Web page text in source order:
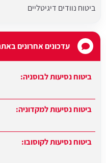
ביטוח נוודים דיגיטליים
עדכונים אחרונים
ביטוח נסיעות לבוסניה:
ביטוח נסיעות למקדוניה:
ביטוח נסיעות לקוסובו: